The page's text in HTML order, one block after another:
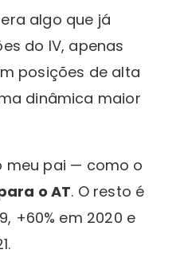
algo que já
do IV, apenas
posições de alta
dinâmica maior
meu pai — como o
o AT. O resto é
+60% em 2020 e